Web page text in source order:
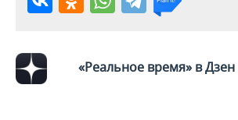
ХОККЕЙ С МЯЧОМ
ПРОИСШЕСТВИЯ«Реальное время» в Дзен